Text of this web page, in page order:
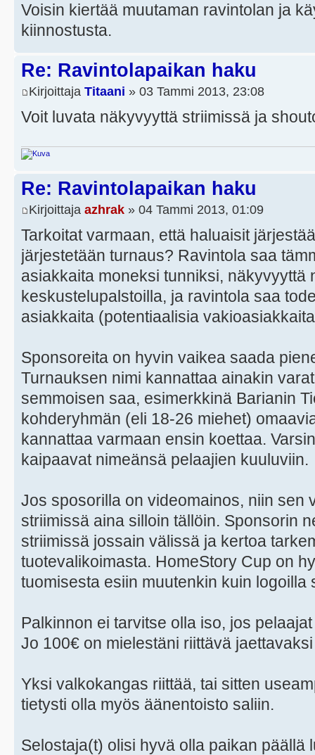
Voisin kiertää muutaman ravintolan ja
kiinnostusta.
Re: Ravintolapaikan haku
Kirjoittaja Titaani » 03 Tammi 2013, 23:08
Voit luvata näkyvyyttä striimissä ja
Re: Ravintolapaikan haku
Kirjoittaja azhrak » 04 Tammi 2013, 01:09
Tarkoitat varmaan, että haluaisit
järjestetään turnaus? Ravintola saa
asiakkaita moneksi tunniksi, näkyvyyttä
keskustelupalstoilla, ja ravintola saa
asiakkaita (potentiaalisia
Sponsoreita on hyvin vaikea saada
Turnauksen nimi kannattaa ainakin
semmoisen saa, esimerkkinä Barianin
kohderyhmän (eli 18-26 miehet)
kannattaa varmaan ensin koettaa.
kaipaavat nimeänsä pelaajien kuuluviin.
Jos sposorilla on videomainos, niin sen
striimissä aina silloin tällöin. Sponsorin
striimissä jossain välissä ja kertoa
tuotevalikoimasta. HomeStory Cup on
tuomisesta esiin muutenkin kuin logoilla
Palkinnon ei tarvitse olla iso, jos
Jo 100€ on mielestäni riittävä
Yksi valkokangas riittää, tai sitten
tietysti olla myös äänentoisto saliin.
Selostaja(t) olisi hyvä olla paikan päällä